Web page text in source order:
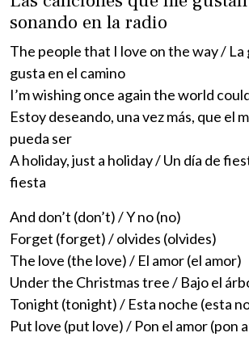
sonando en la radio
The people that I love on the way / La
gusta en el camino
I’m wishing once again the world
Estoy deseando, una vez más, que el
pueda ser
A holiday, just a holiday / Un día de
fiesta
And don’t (don’t) / Y no (no)
Forget (forget) / olvides (olvides)
The love (the love) / El amor (el amor)
Under the Christmas tree / Bajo el
Tonight (tonight) / Esta noche (esta
Put love (put love) / Pon el amor (pon